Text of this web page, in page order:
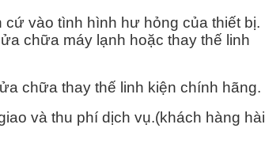
vào tình hình hư hỏng của thiết bị.
chữa máy lạnh hoặc thay thế linh
chữa thay thế linh kiện chính hãng.
và thu phí dịch vụ.(khách hàng hài